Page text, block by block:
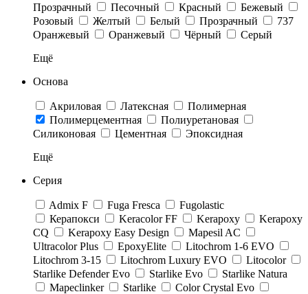
Прозрачный
Песочный Красный
Бежевый
Розовый
Желтый Белый Прозрачный
737
Оранжевый
Оранжевый Чёрный
Серый
Ещё
Основа
Акриловая Латексная
Полимерная
Полимерцементная
Полиуретановая
Cиликоновая
Цементная
Эпоксидная
Ещё
Серия
Admix F Fuga Fresca
Fugolastic
Керапокси
Keracolor FF Kerapoxy
Kerapoxy
CQ
Kerapoxy Easy Design
Mapesil AC
Ultracolor Plus
EpoxyElite
Litochrom 1-6 EVO
Litochrom 3-15
Litochrom Luxury EVO
Litocolor
Starlike Defender Evo
Starlike Evo
Starlike Natura
Mapeclinker
Starlike
Color Crystal Evo